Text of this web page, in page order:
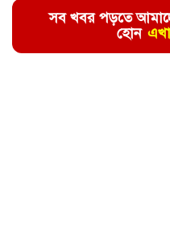
সব খবর পড়তে
হোন